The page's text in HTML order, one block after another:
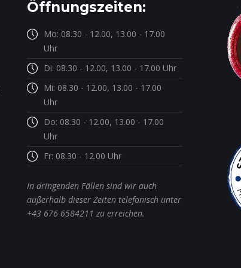
Öffnungszeiten:
Mo: 08.30 - 12.00, 13.00 - 17.00
Uhr
Di: 08.30 - 12.00, 13.00 - 17.00 Uhr
Mi: 08.30 - 12.00, 13.00 - 17.00
Uhr
Do: 08.30 - 12.00, 13.00 - 17.00
Uhr
Fr: 08.30 - 12.00 Uhr
In dringenden Fällen sind wir auch
außerhalb dieser Zeiten telefonisch unter
+43 676 6584211 zu erreichen.